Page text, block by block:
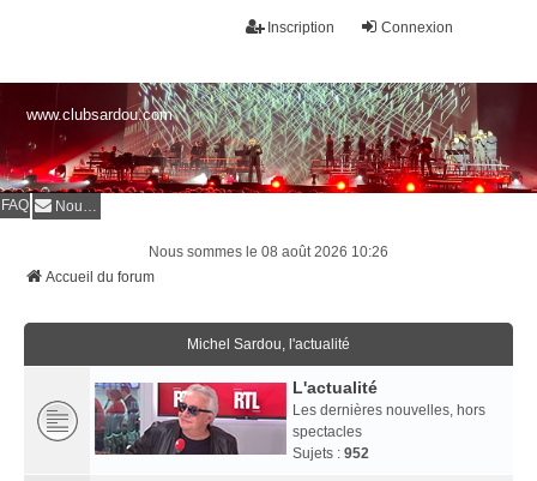
Connexion
Inscription
www.clubsardou.com
FAQ Nous contacter
Nous sommes le 08 août 2026 10:26
Accueil du forum
Michel Sardou, l'actualité
L'actualité
Les dernières nouvelles, hors
spectacles
Sujets : 952